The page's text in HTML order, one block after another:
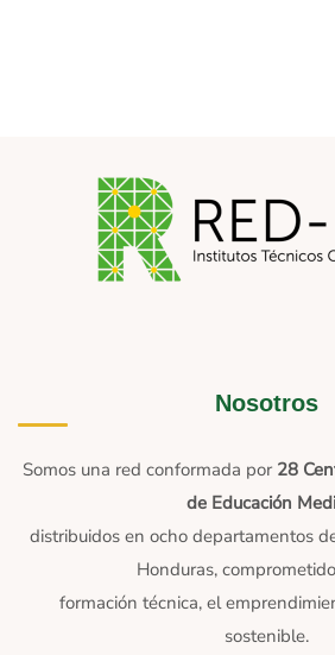
Nosotros
Somos una red conformada por 28
de Educación
distribuidos en ocho departamentos
Honduras,
formación técnica, el
sostenible.